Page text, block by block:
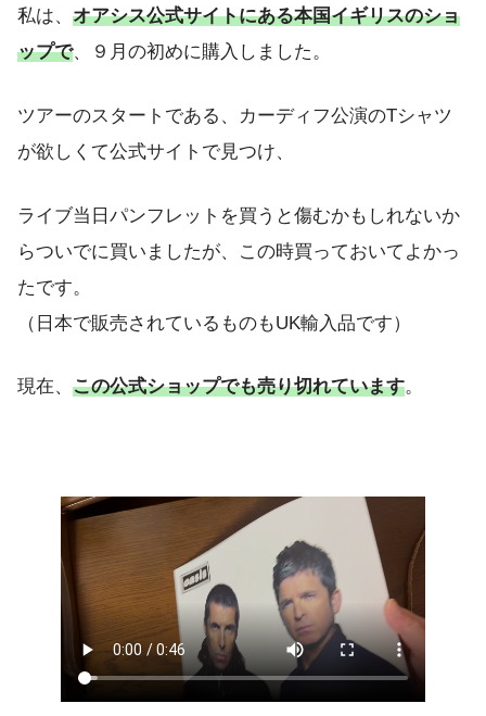
私は、 オアシス公式サイトにある本国イギリスのショ
ップで、９月の初めに購入しました。
ツアーのスタートである、カーディフ公演のTシャツ
が欲しくて公式サイトで見つけ、
ライブ当日パンフレットを買うと傷むかもしれないか
らついでに買いましたが、この時買っておいてよかっ
たです。
（日本で販売されているものもUK輸入品です）
現在、 この公式ショップでも売り切れています。